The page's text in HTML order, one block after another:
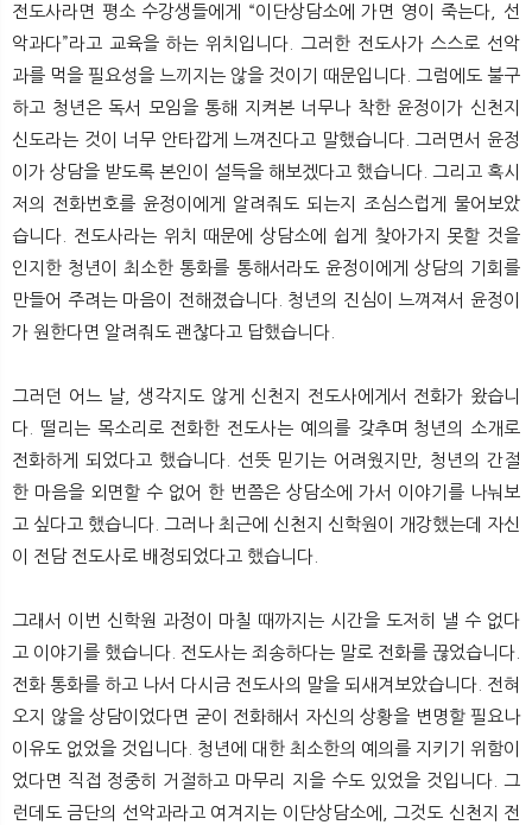
전도사라면 평소 수강생들에게 “이단상담소에 가면 영이 죽는다, 선
악과다”라고 교육을 하는 위치입니다. 그러한 전도사가 스스로 선악
과를 먹을 필요성을 느끼지는 않을 것이기 때문입니다. 그럼에도 불구
하고 청년은 독서 모임을 통해 지켜본 너무나 착한 윤정이가 신천지
신도라는 것이 너무 안타깝게 느껴진다고 말했습니다. 그러면서 윤정
이가 상담을 받도록 본인이 설득을 해보겠다고 했습니다. 그리고 혹시
저의 전화번호를 윤정이에게 알려줘도 되는지 조심스럽게 물어보았
습니다. 전도사라는 위치 때문에 상담소에 쉽게 찾아가지 못할 것을
인지한 청년이 최소한 통화를 통해서라도 윤정이에게 상담의 기회를
만들어 주려는 마음이 전해졌습니다. 청년의 진심이 느껴져서 윤정이
가 원한다면 알려줘도 괜찮다고 답했습니다.
그러던 어느 날, 생각지도 않게 신천지 전도사에게서 전화가 왔습니
다. 떨리는 목소리로 전화한 전도사는 예의를 갖추며 청년의 소개로
전화하게 되었다고 했습니다. 선뜻 믿기는 어려웠지만, 청년의 간절
한 마음을 외면할 수 없어 한 번쯤은 상담소에 가서 이야기를 나눠보
고 싶다고 했습니다. 그러나 최근에 신천지 신학원이 개강했는데 자신
이 전담 전도사로 배정되었다고 했습니다.
그래서 이번 신학원 과정이 마칠 때까지는 시간을 도저히 낼 수 없다
고 이야기를 했습니다. 전도사는 죄송하다는 말로 전화를 끊었습니다.
전화 통화를 하고 나서 다시금 전도사의 말을 되새겨보았습니다. 전혀
오지 않을 상담이었다면 굳이 전화해서 자신의 상황을 변명할 필요나
이유도 없었을 것입니다. 청년에 대한 최소한의 예의를 지키기 위함이
었다면 직접 정중히 거절하고 마무리 지을 수도 있었을 것입니다. 그
런데도 금단의 선악과라고 여겨지는 이단상담소에, 그것도 신천지 전